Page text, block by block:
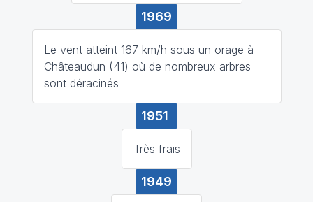
1969
Le vent atteint 167 km/h sous un orage à
Châteaudun (41) où de nombreux arbres
sont déracinés
1951
Très frais
1949